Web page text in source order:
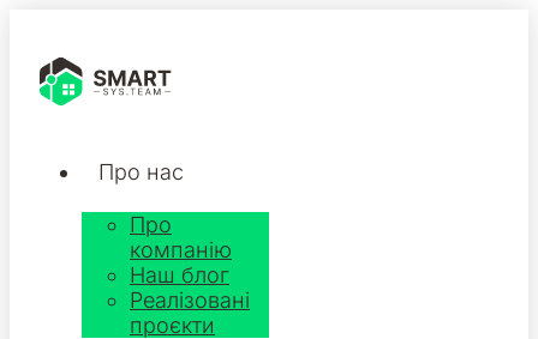
Про нас
Про
компанію
Наш блог
Реалізовані
проєкти